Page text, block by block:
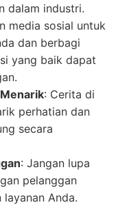
dalam industri.
media sosial untuk
dan berbagi
yang baik dapat
: Cerita di
perhatian dan
secara
: Jangan lupa
pelanggan
Anda.